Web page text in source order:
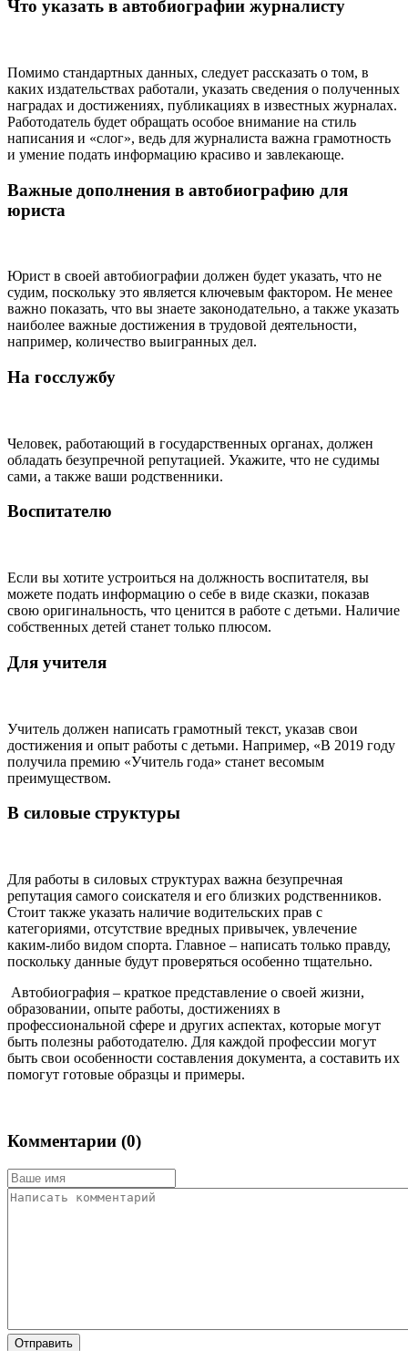
Что указать в автобиографии журналисту
Помимо стандартных данных, следует рассказать о том, в
каких издательствах работали, указать сведения о полученных
наградах и достижениях, публикациях в известных журналах.
Работодатель будет обращать особое внимание на стиль
написания и «слог», ведь для журналиста важна грамотность
и умение подать информацию красиво и завлекающе.
Важные дополнения в автобиографию для
юриста
Юрист в своей автобиографии должен будет указать, что не
судим, поскольку это является ключевым фактором. Не менее
важно показать, что вы знаете законодательно, а также указать
наиболее важные достижения в трудовой деятельности,
например, количество выигранных дел.
На госслужбу
Человек, работающий в государственных органах, должен
обладать безупречной репутацией. Укажите, что не судимы
сами, а также ваши родственники.
Воспитателю
Если вы хотите устроиться на должность воспитателя, вы
можете подать информацию о себе в виде сказки, показав
свою оригинальность, что ценится в работе с детьми. Наличие
собственных детей станет только плюсом.
Для учителя
Учитель должен написать грамотный текст, указав свои
достижения и опыт работы с детьми. Например, «В 2019 году
получила премию «Учитель года» станет весомым
преимуществом.
В силовые структуры
Для работы в силовых структурах важна безупречная
репутация самого соискателя и его близких родственников.
Стоит также указать наличие водительских прав с
категориями, отсутствие вредных привычек, увлечение
каким-либо видом спорта. Главное – написать только правду,
поскольку данные будут проверяться особенно тщательно.
Автобиография – краткое представление о своей жизни,
образовании, опыте работы, достижениях в
профессиональной сфере и других аспектах, которые могут
быть полезны работодателю. Для каждой профессии могут
быть свои особенности составления документа, а составить их
помогут готовые образцы и примеры.
Комментарии (0)
Отправить